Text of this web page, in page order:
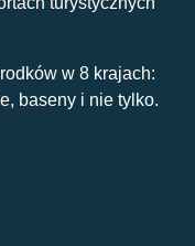
w 8 krajach:
baseny i nie tylko.